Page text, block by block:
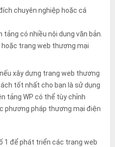
chuyên nghiệp hoặc cá
tảng có nhiều nội dung văn bản.
trang web thương mại
xây dựng trang web thương
tốt nhất cho bạn là sử dụng
tảng WP có thể tùy chỉnh
phương pháp thương mại điện
1 để phát triển các trang web